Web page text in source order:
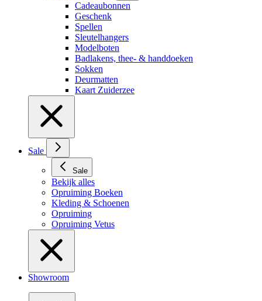
Cadeaubonnen
Geschenk
Spellen
Sleutelhangers
Modelboten
Badlakens, thee- & handdoeken
Sokken
Deurmatten
Kaart Zuiderzee
Sale
Sale
Bekijk alles
Opruiming Boeken
Kleding & Schoenen
Opruiming
Opruiming Vetus
Showroom